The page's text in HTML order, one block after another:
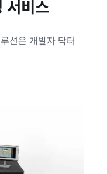
서비스
션은 개발자 닥터